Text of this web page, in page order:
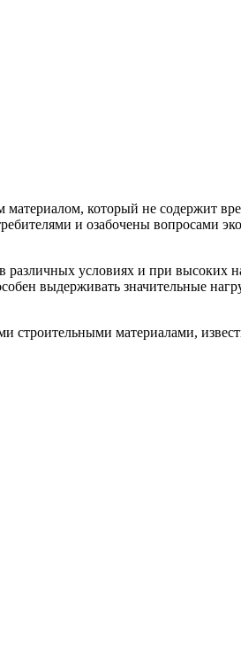
материалом, который не содержит
и озабочены вопросами
условиях и при высоких
выдерживать значительные
строительными материалами,